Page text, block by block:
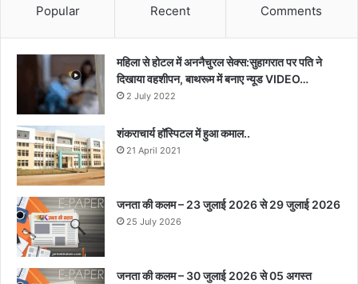
Popular Recent Comments
महिला से होटल में अननैचुरल सेक्स:सुहागरात पर पति ने
दिखाया वहशीपन, बाथरूम में बनाए न्यूड VIDEO…
2 July 2022
शंकराचार्य हॉस्पिटल में हुआ कमाल..
21 April 2021
जनता की कलम – 23 जुलाई 2026 से 29 जुलाई 2026
25 July 2026
जनता की कलम – 30 जुलाई 2026 से 05 अगस्त